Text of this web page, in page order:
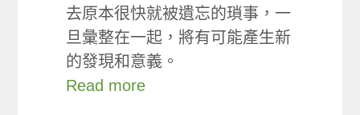
去原本很快就被遺忘的瑣事，一
旦彙整在一起，將有可能產生新
的發現和意義。
Read more